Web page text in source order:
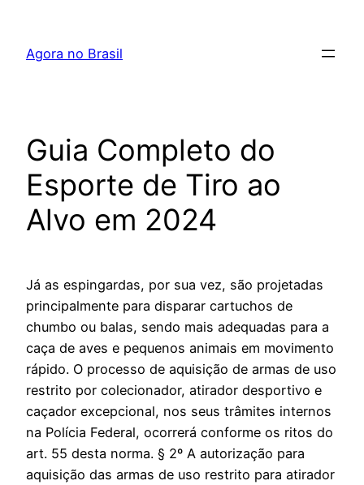
Agora no Brasil
Guia Completo do
Esporte de Tiro ao
Alvo em 2024
Já as espingardas, por sua vez, são projetadas
principalmente para disparar cartuchos de
chumbo ou balas, sendo mais adequadas para a
caça de aves e pequenos animais em movimento
rápido. O processo de aquisição de armas de uso
restrito por colecionador, atirador desportivo e
caçador excepcional, nos seus trâmites internos
na Polícia Federal, ocorrerá conforme os ritos do
art. 55 desta norma. § 2º A autorização para
aquisição das armas de uso restrito para atirador